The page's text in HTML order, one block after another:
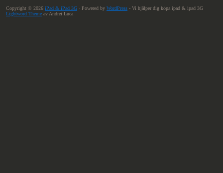
Copyright © 2026 iPad & iPad 3G · Powered by WordPress - Vi hjälper dig köpa ipad & ipad 3G
Lightword Theme av Andrei Luca